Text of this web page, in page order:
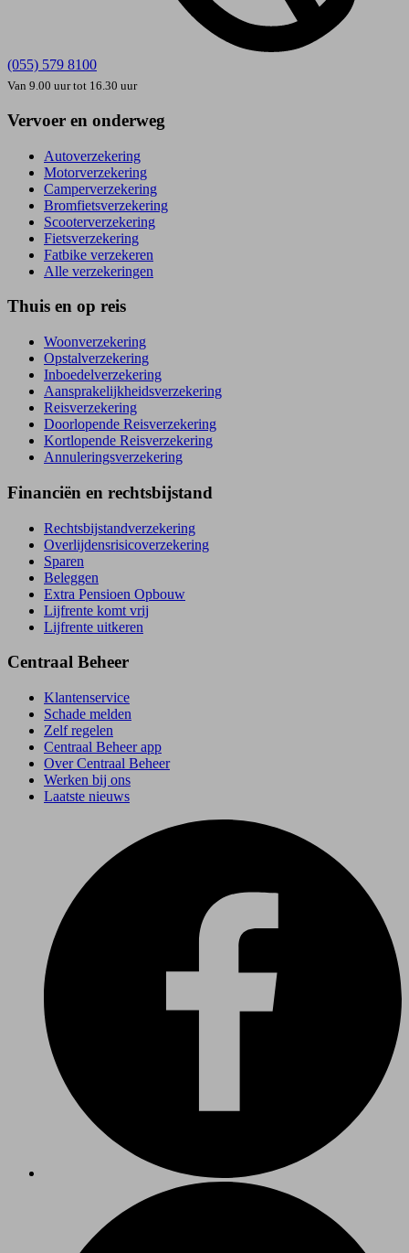
(055) 579 8100
Van 9.00 uur tot 16.30 uur
Vervoer en onderweg
Autoverzekering
Motorverzekering
Camperverzekering
Bromfietsverzekering
Scooterverzekering
Fietsverzekering
Fatbike verzekeren
Alle verzekeringen
Thuis en op reis
Woonverzekering
Opstal­verzekering
Inboedel­verzekering
Aansprakelijkheids­verzekering
Reisverzekering
Doorlopende Reisverzekering
Kortlopende Reisverzekering
Annuleringsverzekering
Financiën en rechtsbijstand
Rechtsbijstand­verzekering
Overlijdensrisico­verzekering
Sparen
Beleggen
Extra Pensioen Opbouw
Lijfrente komt vrij
Lijfrente uitkeren
Centraal Beheer
Klantenservice
Schade melden
Zelf regelen
Centraal Beheer app
Over Centraal Beheer
Werken bij ons
Laatste nieuws